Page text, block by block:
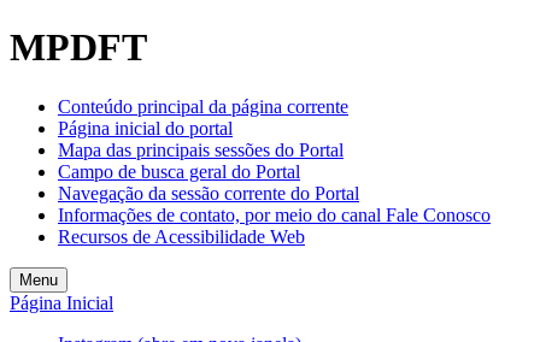
MPDFT
Conteúdo principal da página corrente
Página inicial do portal
Mapa das principais sessões do Portal
Campo de busca geral do Portal
Navegação da sessão corrente do Portal
Informações de contato, por meio do canal Fale Conosco
Recursos de Acessibilidade Web
Menu
Página Inicial